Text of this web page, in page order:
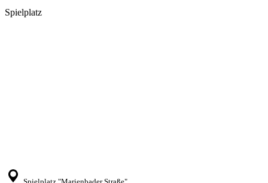
Spielplatz